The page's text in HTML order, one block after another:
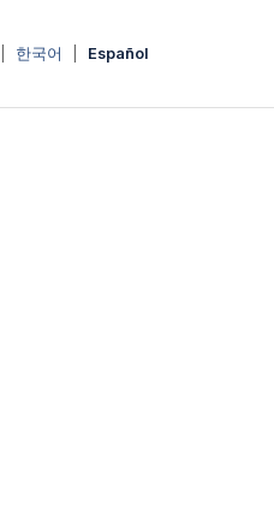
한국어 Español